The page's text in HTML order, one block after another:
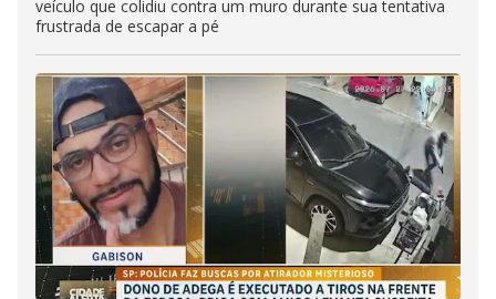
veículo que colidiu contra um muro durante sua tentativa
frustrada de escapar a pé